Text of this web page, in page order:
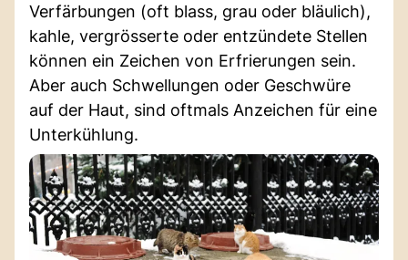
Verfärbungen (oft blass, grau oder bläulich),
kahle, vergrösserte oder entzündete Stellen
können ein Zeichen von Erfrierungen sein.
Aber auch Schwellungen oder Geschwüre
auf der Haut, sind oftmals Anzeichen für eine
Unterkühlung.